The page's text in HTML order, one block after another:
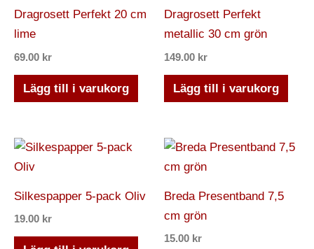
Dragrosett Perfekt 20 cm
lime
69.00 kr
Lägg till i varukorg
Dragrosett Perfekt
metallic 30 cm grön
149.00 kr
Lägg till i varukorg
Silkespapper 5-pack Oliv
19.00 kr
Breda Presentband 7,5
cm grön
15.00 kr